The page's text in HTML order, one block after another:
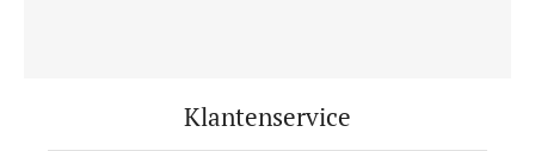
Klantenservice